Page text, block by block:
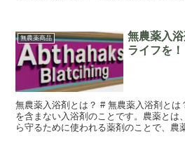
無農薬商品
無農薬入
ライフを！
無農薬入浴剤とは？ # 無農薬入浴剤と
を含まない入浴剤のことです。農薬とは
ら守るために使われる薬剤のことで、農